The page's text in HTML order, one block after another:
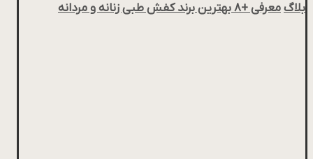
بلاگمعرفی +۸ بهترین برند کفش طبی زنانه و مردانه